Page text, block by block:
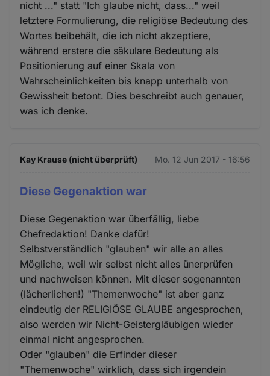
nicht ..." statt "Ich glaube nicht, dass..." weil
letztere Formulierung, die religiöse Bedeutung des
Wortes beibehält, die ich nicht akzeptiere,
während erstere die säkulare Bedeutung als
Positionierung auf einer Skala von
Wahrscheinlichkeiten bis knapp unterhalb von
Gewissheit betont. Dies beschreibt auch genauer,
was ich denke.
Kay Krause (nicht überprüft) Mo. 12 Jun 2017 - 16:56
Diese Gegenaktion war
Diese Gegenaktion war überfällig, liebe
Chefredaktion! Danke dafür!
Selbstverständlich "glauben" wir alle an alles
Mögliche, weil wir selbst nicht alles ünerprüfen
und nachweisen können. Mit dieser sogenannten
(lächerlichen!) "Themenwoche" ist aber ganz
eindeutig der RELIGIÖSE GLAUBE angesprochen,
also werden wir Nicht-Geistergläubigen wieder
einmal nicht angesprochen.
Oder "glauben" die Erfinder dieser
"Themenwoche" wirklich, dass sich irgendein